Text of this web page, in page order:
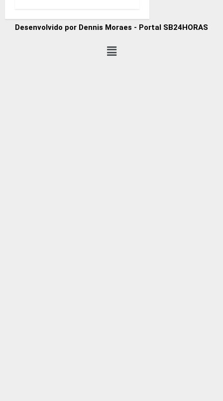
Desenvolvido por Dennis Moraes - Portal SB24HORAS